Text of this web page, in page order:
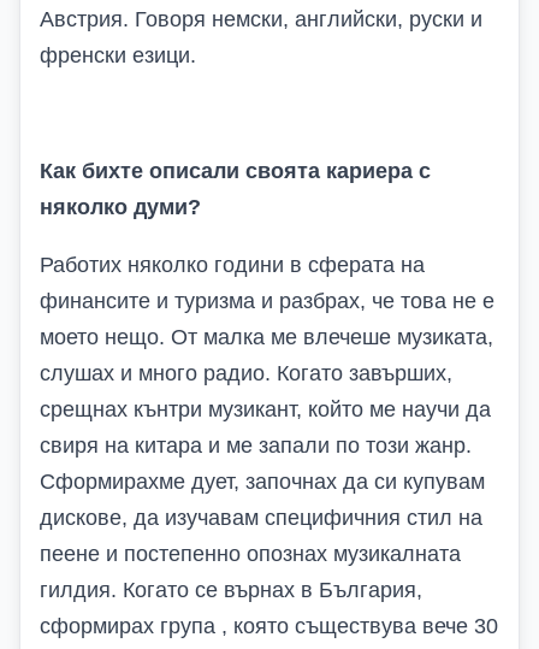
Австрия. Говоря немски, английски, руски и
френски езици.
Как бихте описали своята кариера с
няколко думи?
Работих няколко години в сферата на
финансите и туризма и разбрах, че това не е
моето нещо. От малка ме влечеше музиката,
слушах и много радио. Когато завърших,
срещнах кънтри музикант, който ме научи да
свиря на китара и ме запали по този жанр.
Сформирахме дует, започнах да си купувам
дискове, да изучавам специфичния стил на
пеене и постепенно опознах музикалната
гилдия. Когато се върнах в България,
сформирах група , която съществува вече 30